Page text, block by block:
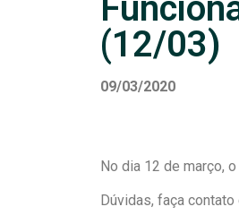
(12/03)
09/03/2020
No dia 12 de março,
Dúvidas, faça